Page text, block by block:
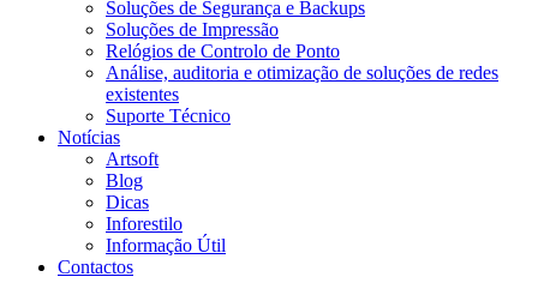
Soluções de Segurança e Backups
Soluções de Impressão
Relógios de Controlo de Ponto
Análise, auditoria e otimização de soluções de redes
existentes
Suporte Técnico
Notícias
Artsoft
Blog
Dicas
Inforestilo
Informação Útil
Contactos